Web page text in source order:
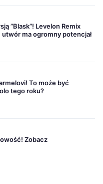
”Blask”! Levelon Remix
utwór ma ogromny potencjał
To może być
tego roku?
Zobacz